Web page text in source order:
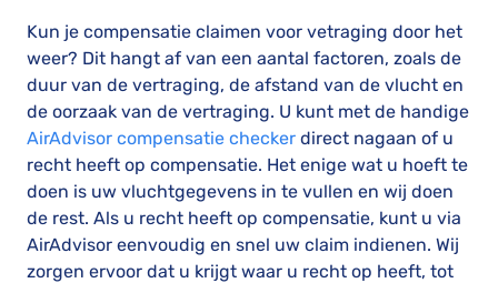
Kun je compensatie claimen voor vetraging door het
weer? Dit hangt af van een aantal factoren, zoals de
duur van de vertraging, de afstand van de vlucht en
de oorzaak van de vertraging. U kunt met de handige
AirAdvisor compensatie checker direct nagaan of u
recht heeft op compensatie. Het enige wat u hoeft te
doen is uw vluchtgegevens in te vullen en wij doen
de rest. Als u recht heeft op compensatie, kunt u via
AirAdvisor eenvoudig en snel uw claim indienen. Wij
zorgen ervoor dat u krijgt waar u recht op heeft, tot